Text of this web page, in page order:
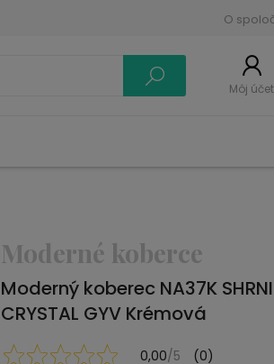
O
Môj účet
Moderné koberce
Moderný koberec NA37K
CRYSTAL GYV Krémová
0,00/5 (0)